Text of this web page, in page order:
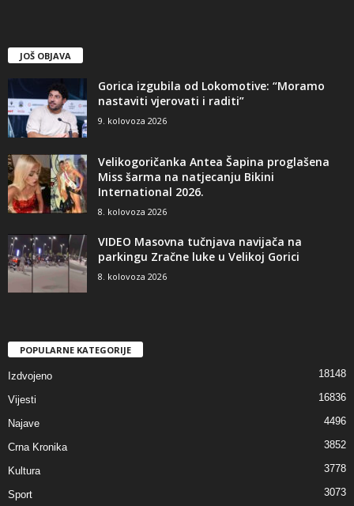
JOŠ OBJAVA
Gorica izgubila od Lokomotive: “Moramo
nastaviti vjerovati i raditi”
9. kolovoza 2026
Velikogoričanka Antea Šapina proglašena
Miss šarma na natjecanju Bikini
International 2026.
8. kolovoza 2026
VIDEO Masovna tučnjava navijača na
parkingu Zračne luke u Velikoj Gorici
8. kolovoza 2026
POPULARNE KATEGORIJE
Izdvojeno 18148
Vijesti 16836
Najave 4496
Crna Kronika 3852
Kultura 3778
Sport 3073